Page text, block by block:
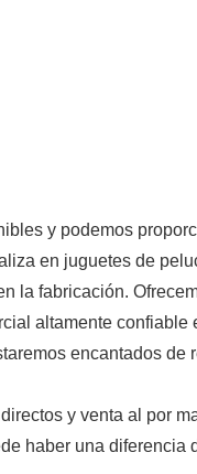
y podemos
en juguetes de
la fabricación.
altamente confiable
encantados de
y venta al por
haber una